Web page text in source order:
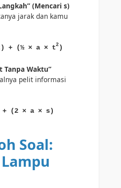
(Mencari s)
jarak dan kamu
+ (½ × a × t2)
Tanpa Waktu”
pelit informasi
+ (2 × a × s)
Soal: